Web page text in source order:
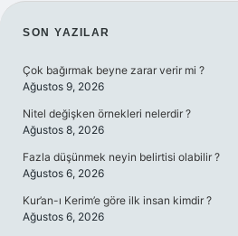
SIDEBAR
SON YAZILAR
Çok bağırmak beyne zarar verir mi ?
Ağustos 9, 2026
Nitel değişken örnekleri nelerdir ?
Ağustos 8, 2026
Fazla düşünmek neyin belirtisi olabilir ?
Ağustos 6, 2026
Kur’an-ı Kerim’e göre ilk insan kimdir ?
Ağustos 6, 2026